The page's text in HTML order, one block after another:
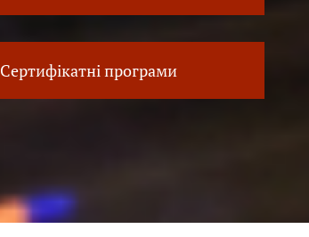
Сертифікатні програми